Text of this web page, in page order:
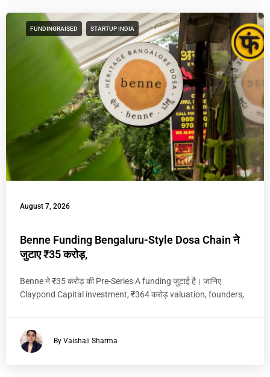
FUNDINGRAISED STARTUP INDIA
August 7, 2026
Benne Funding Bengaluru-Style Dosa Chain ने
जुटाए ₹35 करोड़,
Benne ने ₹35 करोड़ की Pre-Series A funding जुटाई है। जानिए
Claypond Capital investment, ₹364 करोड़ valuation, founders,
By Vaishali Sharma